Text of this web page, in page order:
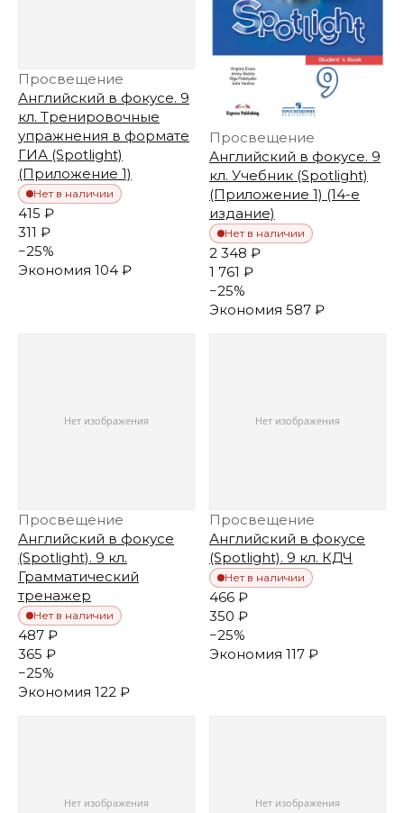
Просвещение
Английский в фокусе. 9
кл. Тренировочные
упражнения в формате
ГИА (Spotlight)
(Приложение 1)
Нет в наличии
415 ₽
311 ₽
−25%
Экономия 104 ₽
Просвещение
Английский в фокусе. 9
кл. Учебник (Spotlight)
(Приложение 1) (14-е
издание)
Нет в наличии
2 348 ₽
1 761 ₽
−25%
Экономия 587 ₽
Просвещение
Английский в фокусе
(Spotlight). 9 кл.
Грамматический
тренажер
Нет в наличии
487 ₽
365 ₽
−25%
Экономия 122 ₽
Просвещение
Английский в фокусе
(Spotlight). 9 кл. КДЧ
Нет в наличии
466 ₽
350 ₽
−25%
Экономия 117 ₽